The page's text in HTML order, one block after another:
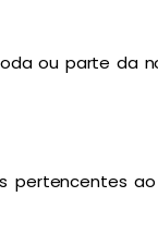
ou parte da
pertencentes